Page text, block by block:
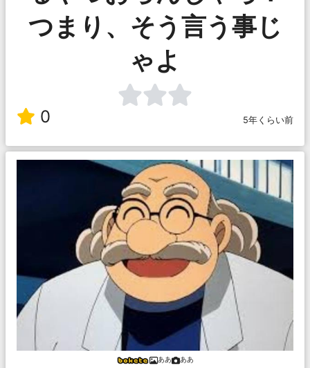
つまり、そう言う事じ
ゃよ
0 5年くらい前
ああ ああ